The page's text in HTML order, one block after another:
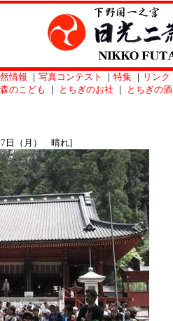
情報 ｜ 写真コンテスト ｜ 特集 ｜ リンク
森のこども ｜ とちぎのお社 ｜ とちぎの酒
7日（月） 晴れ]